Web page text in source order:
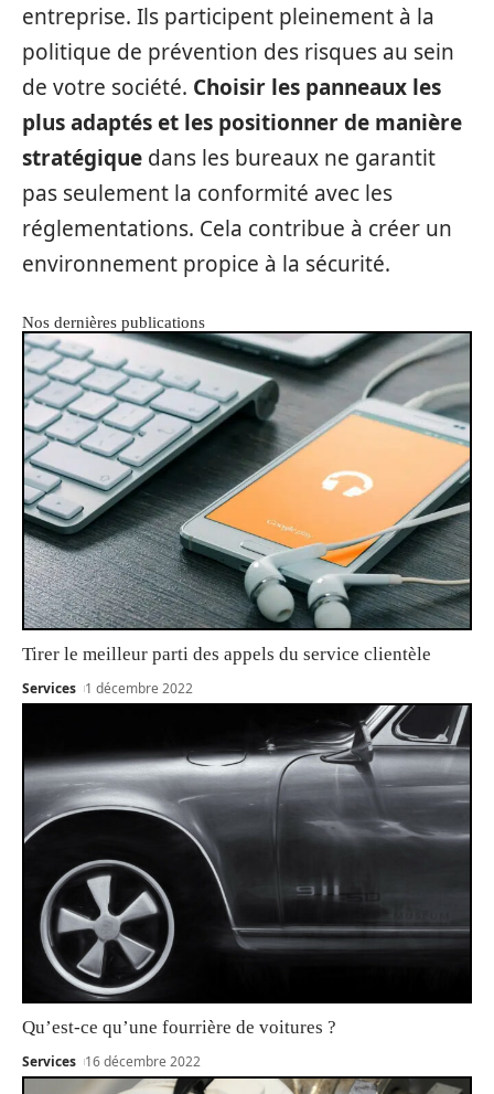
entreprise. Ils participent pleinement à la
politique de prévention des risques au sein
de votre société. Choisir les panneaux les
plus adaptés et les positionner de manière
stratégique dans les bureaux ne garantit
pas seulement la conformité avec les
réglementations. Cela contribue à créer un
environnement propice à la sécurité.
Nos dernières publications
Tirer le meilleur parti des appels du service clientèle
Services 1 décembre 2022
Qu’est-ce qu’une fourrière de voitures ?
Services 16 décembre 2022